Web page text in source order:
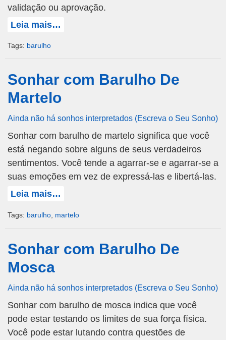
validação ou aprovação.
Leia mais…
Tags: barulho
Sonhar com Barulho De
Martelo
Ainda não há sonhos interpretados (Escreva o Seu Sonho)
Sonhar com barulho de martelo significa que você
está negando sobre alguns de seus verdadeiros
sentimentos. Você tende a agarrar-se e agarrar-se a
suas emoções em vez de expressá-las e libertá-las.
Leia mais…
Tags: barulho martelo
Sonhar com Barulho De
Mosca
Ainda não há sonhos interpretados (Escreva o Seu Sonho)
Sonhar com barulho de mosca indica que você
pode estar testando os limites de sua força física.
Você pode estar lutando contra questões de